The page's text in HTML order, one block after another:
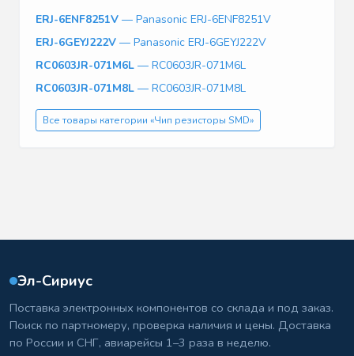
ERJ-6ENF8251V — Panasonic ERJ-6ENF8251V
ERJ-6GEYJ222V — Panasonic ERJ-6GEYJ222V
RC0603JR-071M6L — RC0603JR-071M6L
RC0603JR-071M8L — RC0603JR-071M8L
Все товары категории «Чип резисторы SMD»
Эл-Сириус
Поставка электронных компонентов со склада и под заказ.
Поиск по партномеру, проверка наличия и цены. Доставка
по России и СНГ, авиарейсы 1–3 раза в неделю.